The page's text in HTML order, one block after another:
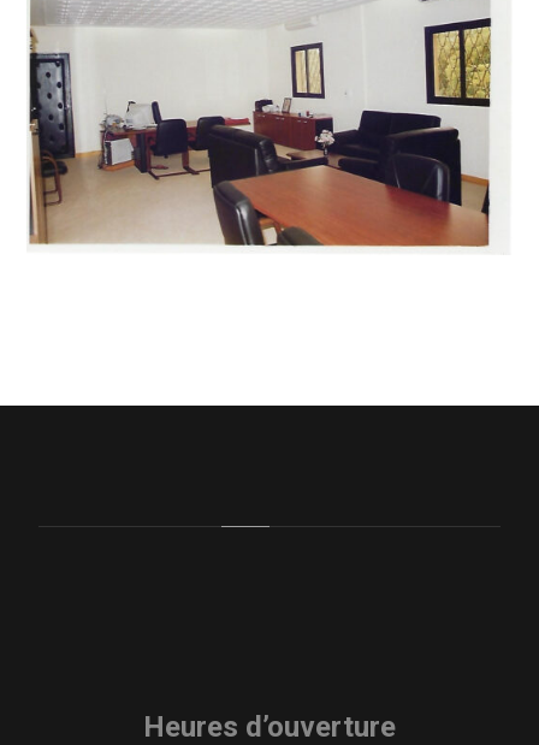
Heures d’ouverture